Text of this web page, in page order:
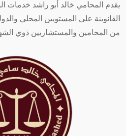
يقدم المحامي خالد أبو راشد خدمات
القانوينة علي المستويين المحلي
من المحامين والمستشاريين ذوي